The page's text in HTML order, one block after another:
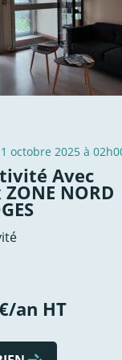
octobre 2025 à
Avec
NORD
an HT